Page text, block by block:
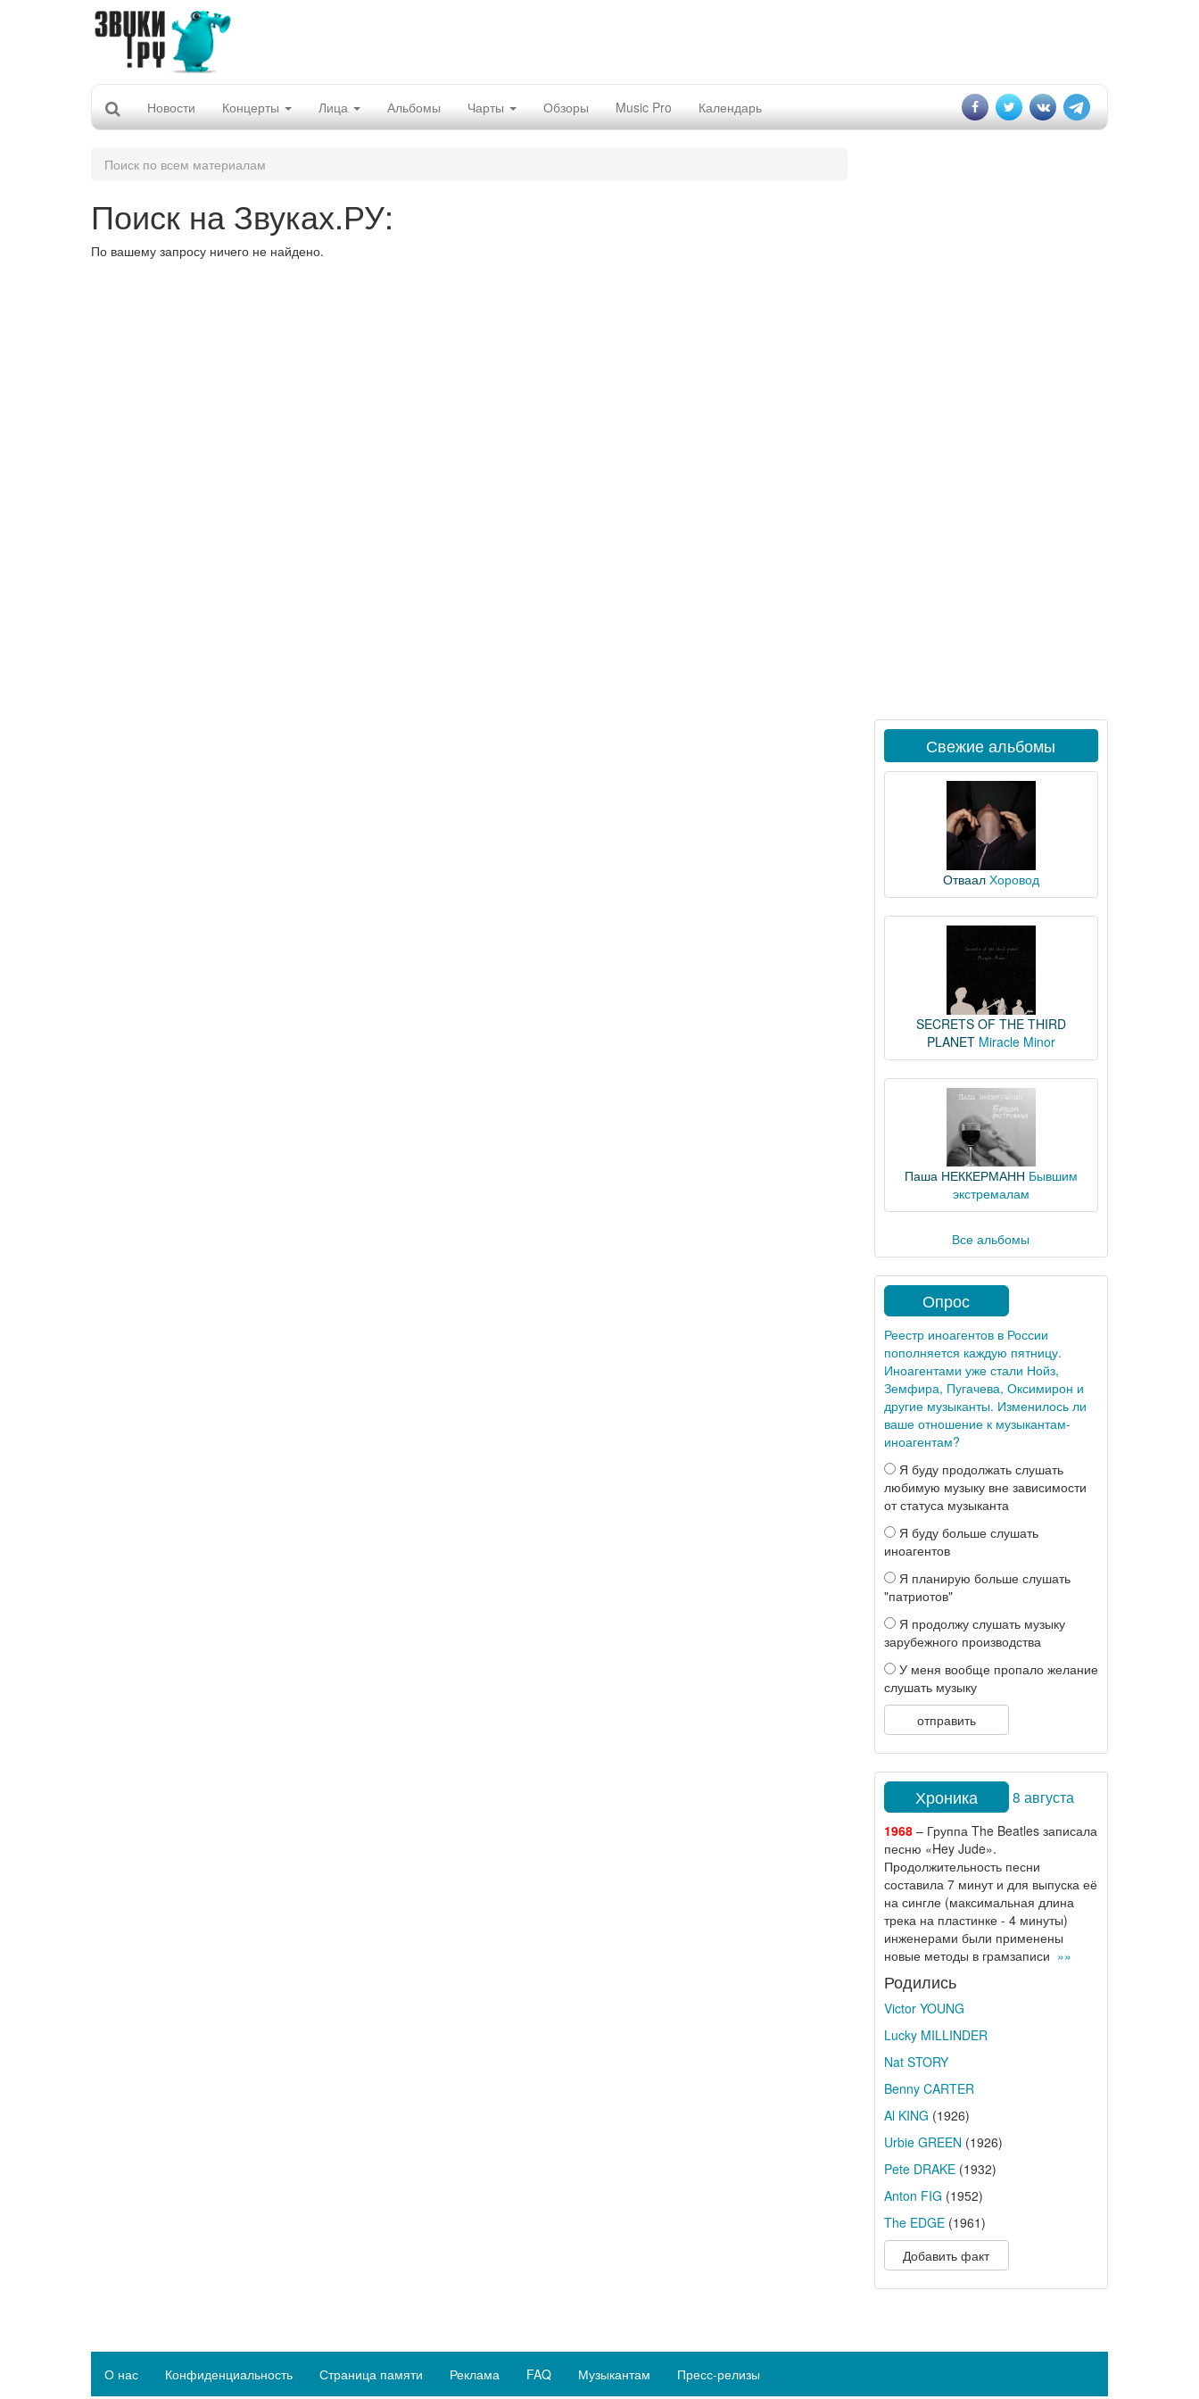
Новости Концерты Лица Альбомы Чарты Обзоры Music Pro Календарь
Поиск по всем материалам
Поиск на Звуках.РУ:
По вашему запросу ничего не найдено.
Свежие альбомы
Отваал Хоровод
SECRETS OF THE THIRD
PLANET Miracle Minor
Паша НЕККЕРМАНН Бывшим
экстремалам
Все альбомы
Опрос
Реестр иноагентов в России
пополняется каждую пятницу.
Иноагентами уже стали Нойз,
Земфира, Пугачева, Оксимирон и
другие музыканты. Изменилось ли
ваше отношение к музыкантам-
иноагентам?
Я буду продолжать слушать
любимую музыку вне зависимости
от статуса музыканта
Я буду больше слушать
иноагентов
Я планирую больше слушать
"патриотов"
Я продолжу слушать музыку
зарубежного производства
У меня вообще пропало желание
слушать музыку
отправить
Хроника 8 августа
1968– Группа The Beatles записала
песню «Hey Jude».
Продолжительность песни
составила 7 минут и для выпуска её
на сингле (максимальная длина
трека на пластинке - 4 минуты)
инженерами были применены
новые методы в грамзаписи »»
Родились
Victor YOUNG
Lucky MILLINDER
Nat STORY
Benny CARTER
Al KING (1926)
Urbie GREEN (1926)
Pete DRAKE(1932)
Anton FIG (1952)
The EDGE(1961)
Добавить факт
О нас Конфиденциальность Страница памяти Реклама FAQ Музыкантам Пресс-релизы